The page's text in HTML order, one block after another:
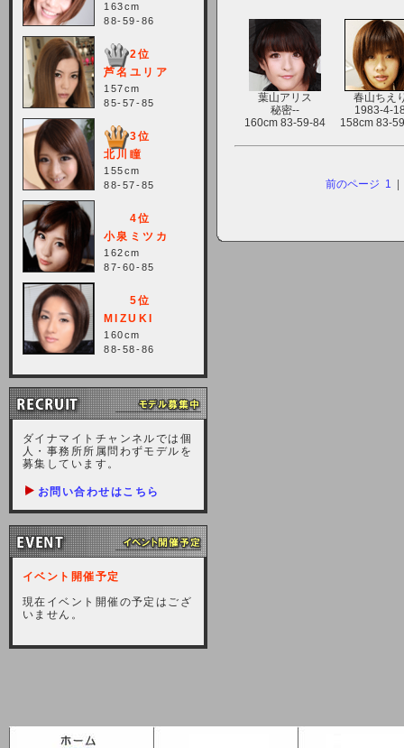
【サーバー不具合のお詫び】
2021/10/7に起きました地震によ
り、サーバーに過大な問題が生じ、
会員様にはご迷惑をお掛けしました
ことをお詫びいたします。また、サ
ーバー復旧はいたしましたが、未だ
不安定な状況もあります。会員様に
は、ご不便をお掛けしますが宜しく
お願い申し上げます。
【サーバーメンテナンスのお知ら
せ】
2021年9月11日（土曜日）午前8：
00から午前11：00（予定）までサ
ーバーメンテナンス作業を行います
ので、アクセスができなくなりま
す。ユーザー様には大変ご迷惑をお
掛けしますが宜しくお願い致しま
す。
2020-09-15 (火)
【サーバーメンテナンスのお知ら
2020年9月19日（土）サーバーメ
ンテナンスを8：30から10：30の
間程度実施します。ユーザー様には
願いいたします。
2016-08-28 (日)
本日、緊急サーバーメンテナンスを
2014-03-23 (日)
163cm
88-59-86
2位
芦名ユリア
157cm
85-57-85
3位
北川瞳
155cm
88-57-85
4位
小泉ミツカ
162cm
87-60-85
5位
MIZUKI
160cm
88-58-86
ダイナマイトチャンネルでは個
人・事務所所属問わずモデルを
募集しています。
お問い合わせはこちら
イベント開催予定
現在イベント開催の予定はござ
いません。
葉山アリス
秘密--
160cm 83-59-84
春山ちえ
1983-4-
158cm 83-
前のページ 1